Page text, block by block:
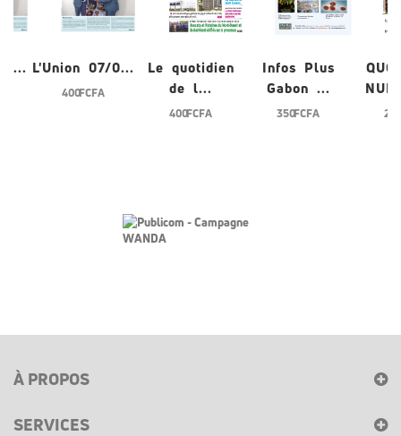
0... L'Union 07/0...
400 FCFA
Le quotidien
de l...
400 FCFA
Infos Plus
Gabon ...
350 FCFA
À PROPOS
SERVICES